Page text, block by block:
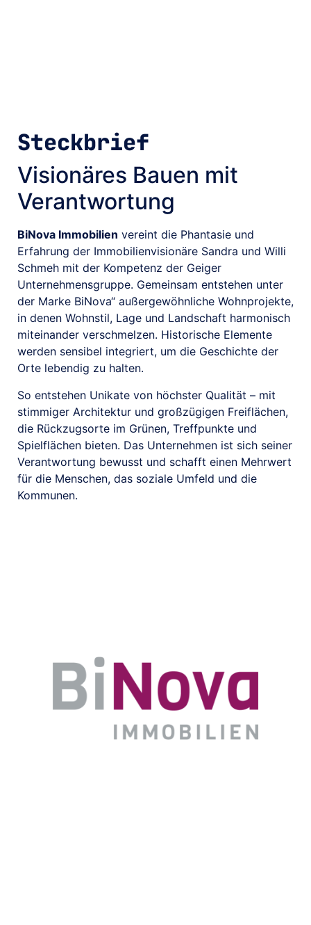
Steckbrief
Visionäres Bauen mit
Verantwortung
BiNova Immobilien vereint die Phantasie und
Erfahrung der Immobilienvisionäre Sandra und Willi
Schmeh mit der Kompetenz der Geiger
Unternehmensgruppe. Gemeinsam entstehen unter
der Marke BiNova“ außergewöhnliche Wohnprojekte,
in denen Wohnstil, Lage und Landschaft harmonisch
miteinander verschmelzen. Historische Elemente
werden sensibel integriert, um die Geschichte der
Orte lebendig zu halten.
So entstehen Unikate von höchster Qualität – mit
stimmiger Architektur und großzügigen Freiflächen,
die Rückzugsorte im Grünen, Treffpunkte und
Spielflächen bieten. Das Unternehmen ist sich seiner
Verantwortung bewusst und schafft einen Mehrwert
für die Menschen, das soziale Umfeld und die
Kommunen.